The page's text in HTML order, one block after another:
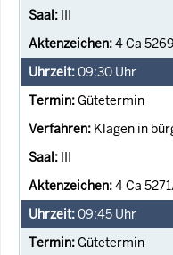
III
4 Ca
09:30 Uhr
Gütetermin
Klagen in
III
4 Ca
09:45 Uhr
Gütetermin